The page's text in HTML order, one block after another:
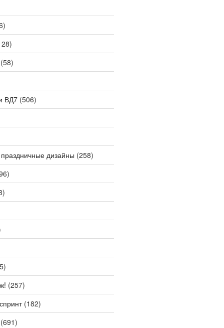
ВД7(506)
дизайны (258)
(257)
(182)